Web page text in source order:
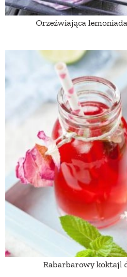
Orzeźwiająca
Rabarbarowy koktajl
GRZYBY
ZRÓB TO